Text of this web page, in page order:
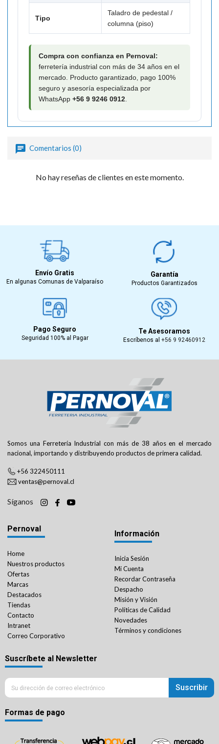
Tipo
Taladro de pedestal /
columna (piso)
Compra con confianza en Pernoval:
ferretería industrial con más de 34 años en el
mercado. Producto garantizado, pago 100%
seguro y asesoría especializada por
WhatsApp +56 9 9246 0912
Comentarios (0)
No hay reseñas de clientes en este momento.
Envío Gratis
En algunas Comunas de Valparaíso
Garantía
Productos Garantizados
Pago Seguro
Seguridad 100% al Pagar
Te Asesoramos
Escríbenos al +56 9 92460912
Somos una Ferretería Industrial con más de 38 años en el mercado
nacional, importando y distribuyendo productos de primera calidad.
+56 322450111
ventas@pernoval.cl
Síganos
Pernoval
Home
Nuestros productos
Ofertas
Marcas
Destacados
Tiendas
Contacto
Intranet
Correo Corporativo
Información
Inicia Sesión
Mi Cuenta
Recordar Contraseña
Despacho
Misión y Visión
Políticas de Calidad
Novedades
Términos y condiciones
Suscríbete al Newsletter
Suscribir
Formas de pago